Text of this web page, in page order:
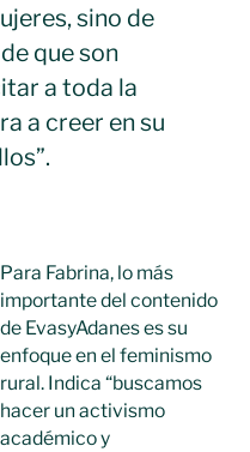
sino de
que son
a toda la
a creer en su
Para Fabrina, lo más
importante del contenido
de EvasyAdanes es su
enfoque en el feminismo
rural. Indica “buscamos
hacer un activismo
académico y